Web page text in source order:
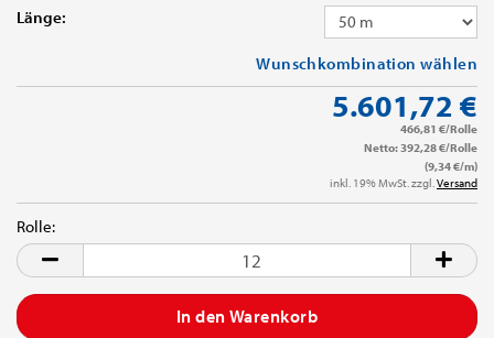
Länge:
Wunschkombination wählen
5.601,72 €
466,81 €/Rolle
Netto: 392,28 €/Rolle
(9,34 €/m)
inkl. 19% MwSt. zzgl. Versand
Rolle:
Rolle